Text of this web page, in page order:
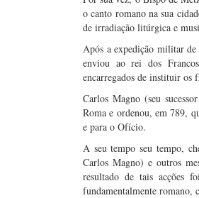
o canto romano na sua
de irradiação litúrgica e
Após a expedição militar
enviou ao rei dos
encarregados de instituir os
Carlos Magno (seu
Roma e ordenou, em 789,
e para o Ofício.
A seu tempo seu tempo,
Carlos Magno) e outros
resultado de tais acções
fundamentalmente romano,